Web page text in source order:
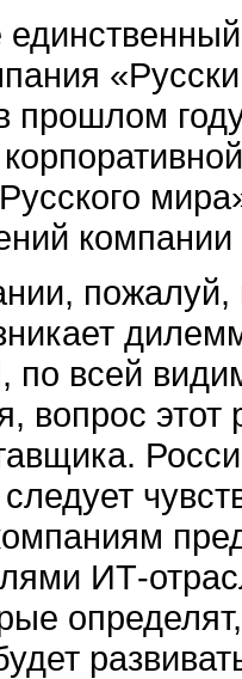
прошлом
компании
пожалуй,
по всей
вопрос
ИТ-